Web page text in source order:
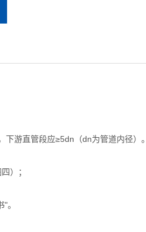
游直管段应≥5dn（dn为管道内径）。
）；
。